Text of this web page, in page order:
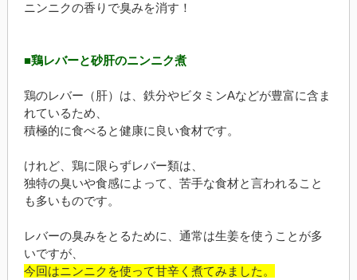
ニンニクの香りで臭みを消す！
■鶏レバーと砂肝のニンニク煮
鶏のレバー（肝）は、鉄分やビタミンAなどが豊富に含ま
れているため、
積極的に食べると健康に良い食材です。
けれど、鶏に限らずレバー類は、
独特の臭いや食感によって、苦手な食材と言われること
も多いものです。
レバーの臭みをとるために、通常は生姜を使うことが多
いですが、
今回はニンニクを使って甘辛く煮てみました。